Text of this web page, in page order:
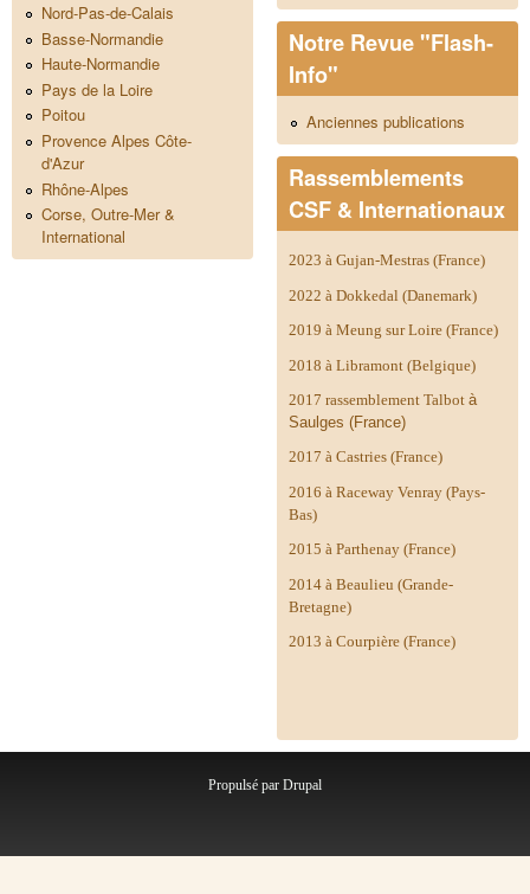
Nord-Pas-de-Calais
Basse-Normandie
Haute-Normandie
Pays de la Loire
Poitou
Provence Alpes Côte-
d'Azur
Rhône-Alpes
Corse, Outre-Mer &
International
Notre Revue "Flash-
Info"
Anciennes publications
Rassemblements
CSF & Internationaux
2023 à Gujan-Mestras (France)
2022 à Dokkedal (Danemark)
2019 à Meung sur Loire (France)
2018 à Libramont (Belgique)
2017 rassemblement Talbot à
Saulges (France)
2017 à Castries (France)
2016 à Raceway Venray (Pays-
Bas)
2015 à Parthenay (France)
2014 à Beaulieu (Grande-
Bretagne)
2013 à Courpière (France)
Propulsé par Drupal